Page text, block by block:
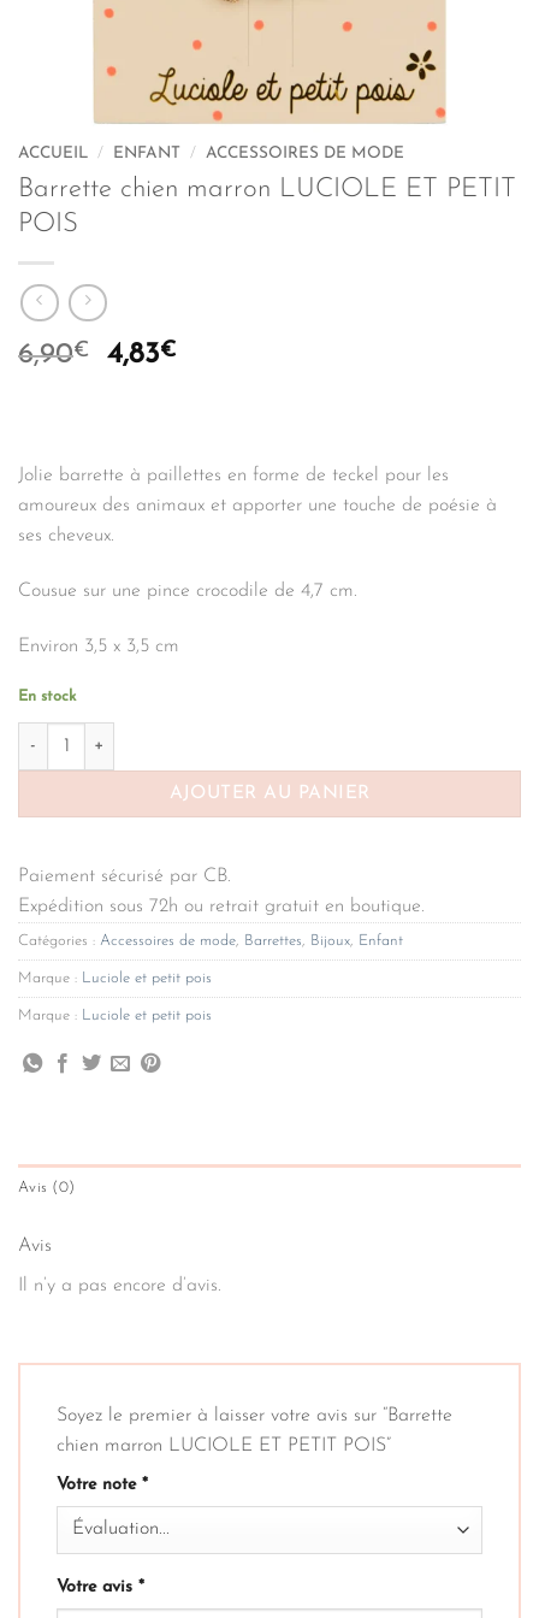
ACCUEIL / ENFANT / ACCESSOIRES DE MODE
Barrette chien marron LUCIOLE ET PETIT
POIS
6,90€
Le
6,90€.
4,83€Le
4,83€.
Jolie barrette à paillettes en forme de teckel pour les
amoureux des animaux et apporter une touche de poésie à
ses cheveux.
Cousue sur une pince crocodile de 4,7 cm.
Environ 3,5 x 3,5 cm
En stock
quantité de Barrette chien marron LUCIOLE ET PETIT POIS
AJOUTER AU PANIER
Paiement sécurisé par CB.
Expédition sous 72h ou retrait gratuit en boutique.
Catégories : Accessoires de mode Barrettes Bijoux Enfant
Marque : Luciole et petit pois
Marque : Luciole et petit pois
Avis (0)
Avis
Il n’y a pas encore d’avis.
Soyez le premier à laisser votre avis sur “Barrette
chien marron LUCIOLE ET PETIT POIS”
Votre note *
Votre avis *